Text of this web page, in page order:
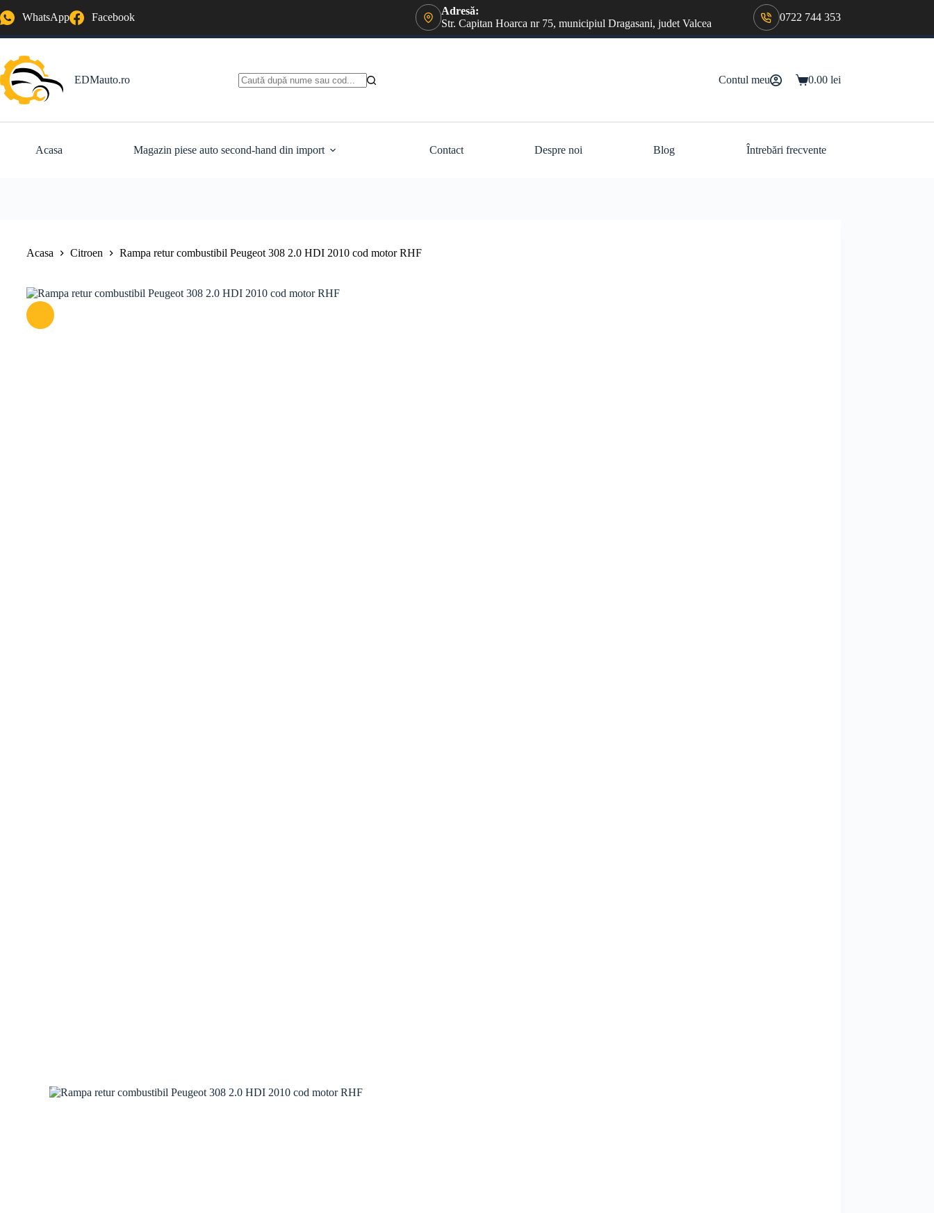
la
WhatsApp Facebook
Adresă:
Str. Capitan Hoarca nr 75, municipiul Dragasani, judet Valcea
0722 744 353
EDMauto.ro
Contul meu
Coș0.00 lei
Acasa Magazin piese auto second-hand din import Contact Despre noi Blog Întrebări frecvente
Acasa Citroen Rampa retur combustibil Peugeot 308 2.0 HDI 2010 cod motor RHF